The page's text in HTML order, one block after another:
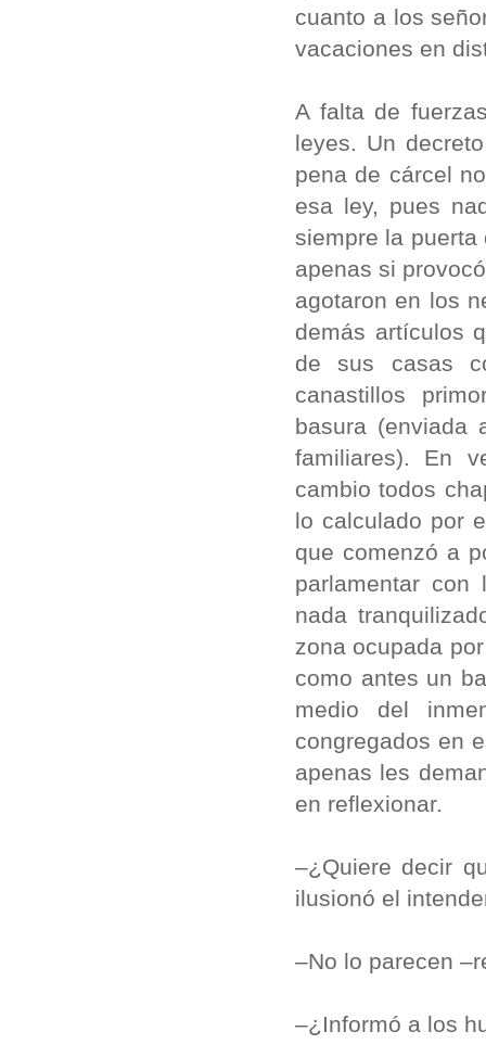
cuanto a los
vacaciones en
A falta de
leyes. Un
pena de cárcel
esa ley, pues
siempre la puerta
apenas si
agotaron en los
demás artículos
de sus casas
canastillos
basura (enviada
familiares). En
cambio todos
lo calculado por
que comenzó a
parlamentar
nada
zona ocupada
como antes un
medio del
congregados en
apenas les
en reflexionar.
–¿Quiere decir
ilusionó el
–No lo parecen
–¿Informó a los